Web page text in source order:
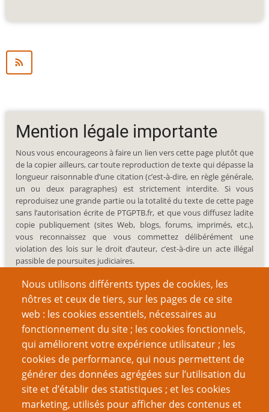
Nous utilisons différents types de cookies, les
nôtres et ceux de tiers, sur les pages de ce site
web : les cookies essentiels, nécessaires au
fonctionnement du site ; les cookies fonctionnels,
qui améliorent votre expérience utilisateur ; les
cookies de performance, qui nous permettent de
générer des données agrégées sur l’utilisation du
site et d’établir des statistiques ; et les cookies
marketing, utilisés pour afficher des contenus et
Mention légale importante
Nous vous encourageons à faire un lien vers cette page plutôt que
de la copier ailleurs, car toute reproduction de texte qui dépasse la
longueur raisonnable d’une citation (c’est-à-dire, en règle générale,
un ou deux paragraphes) est strictement interdite. Si vous
reproduisez une grande partie ou la totalité du texte de cette page
sans l’autorisation écrite de PTGPTB.fr, et que vous diffusez ladite
copie publiquement (sites Web, blogs, forums, imprimés, etc.),
vous reconnaissez que vous commettez délibérément une
violation des lois sur le droit d’auteur, c’est-à-dire un acte illégal
passible de poursuites judiciaires.
Recherche
Nom d'utilisateur